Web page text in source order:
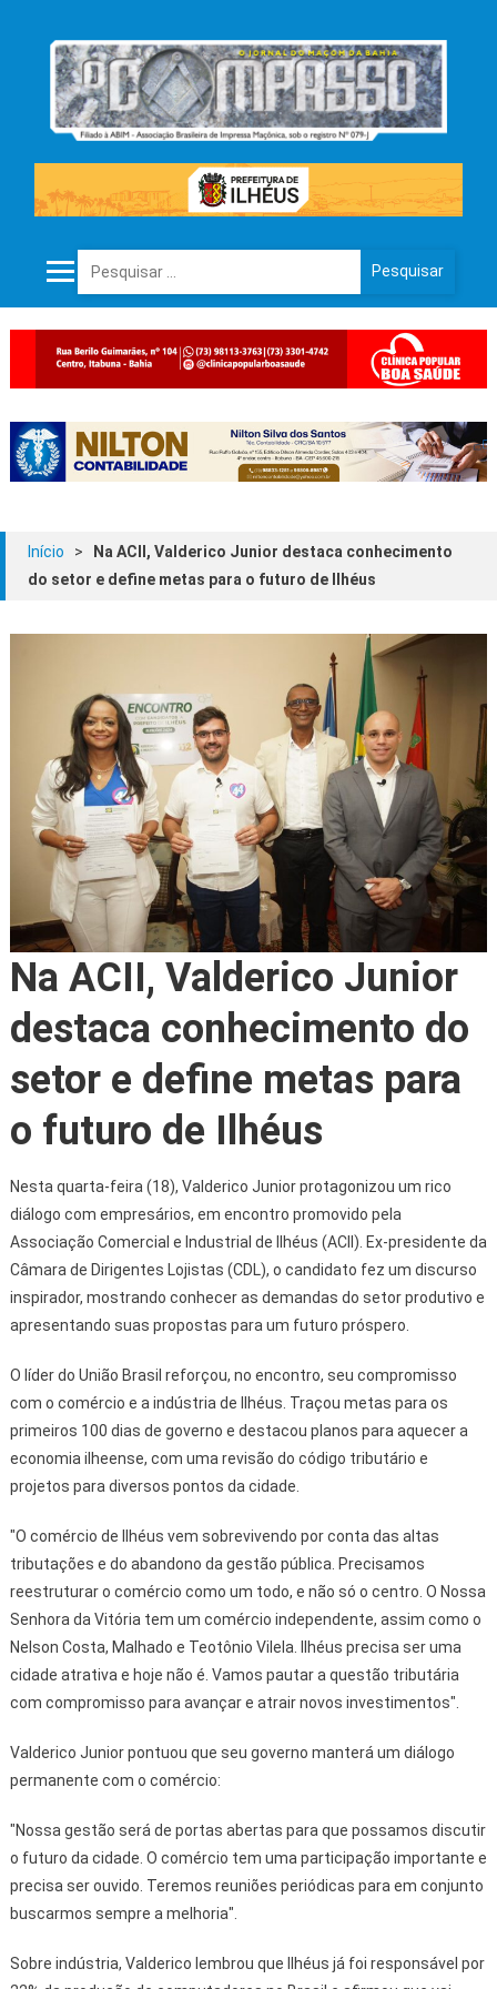
Pesquisar por:
Início >
Na ACII, Valderico Junior destaca conhecimento
do setor e define metas para o futuro de Ilhéus
Na ACII, Valderico Junior
destaca conhecimento do
setor e define metas para
o futuro de Ilhéus
Nesta quarta-feira (18), Valderico Junior protagonizou um rico
diálogo com empresários, em encontro promovido pela
Associação Comercial e Industrial de Ilhéus (ACII). Ex-presidente da
Câmara de Dirigentes Lojistas (CDL), o candidato fez um discurso
inspirador, mostrando conhecer as demandas do setor produtivo e
apresentando suas propostas para um futuro próspero.
O líder do União Brasil reforçou, no encontro, seu compromisso
com o comércio e a indústria de Ilhéus. Traçou metas para os
primeiros 100 dias de governo e destacou planos para aquecer a
economia ilheense, com uma revisão do código tributário e
projetos para diversos pontos da cidade.
"O comércio de Ilhéus vem sobrevivendo por conta das altas
tributações e do abandono da gestão pública. Precisamos
reestruturar o comércio como um todo, e não só o centro. O Nossa
Senhora da Vitória tem um comércio independente, assim como o
Nelson Costa, Malhado e Teotônio Vilela. Ilhéus precisa ser uma
cidade atrativa e hoje não é. Vamos pautar a questão tributária
com compromisso para avançar e atrair novos investimentos".
Valderico Junior pontuou que seu governo manterá um diálogo
permanente com o comércio:
"Nossa gestão será de portas abertas para que possamos discutir
o futuro da cidade. O comércio tem uma participação importante e
precisa ser ouvido. Teremos reuniões periódicas para em conjunto
buscarmos sempre a melhoria".
Sobre indústria, Valderico lembrou que Ilhéus já foi responsável por